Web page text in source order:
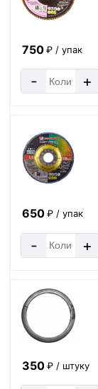
750₽ / упак
- +
650₽ / упак
- +
350₽ / штуку